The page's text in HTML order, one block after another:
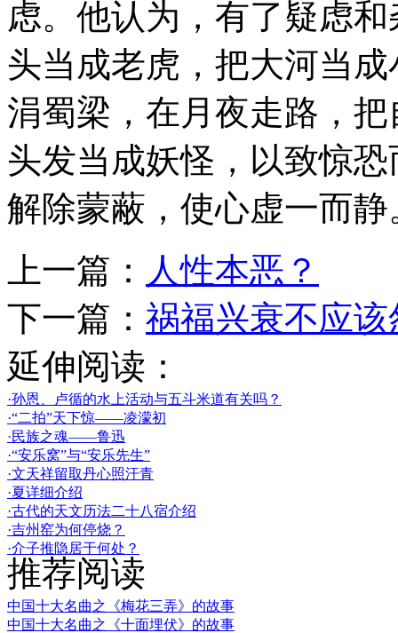
虑。他认为，有了疑虑
头当成老虎，把大河当
涓蜀梁，在月夜走路，
头发当成妖怪，以致惊
解除蒙蔽，使心虚一而静
上一篇： 人性本恶？
下一篇： 祸福兴衰不应该
延伸阅读：
·孙恩、卢循的水上活动与五斗米道有关吗？
·“二拍”天下惊——凌濛初
·民族之魂——鲁迅
·“安乐窝”与“安乐先生”
·文天祥留取丹心照汗青
·夏详细介绍
·古代的天文历法二十八宿介绍
·吉州窑为何停烧？
·介子推隐居于何处？
推荐阅读
中国十大名曲之《梅花三弄》的故事
中国十大名曲之《十面埋伏》的故事